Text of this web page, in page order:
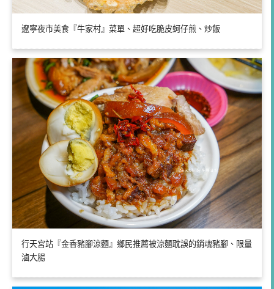
遼寧夜市美食『牛家村』菜單、超好吃脆皮蚵仔煎、炒飯
行天宮站『金香豬腳涼麵』鄉民推薦被涼麵耽誤的銷魂豬腳、限量
滷大腸